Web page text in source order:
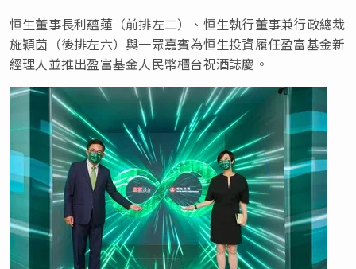
恒生董事長利蘊蓮（前排左二）、恒生執行董事兼行政總裁
施穎茵（後排左六）與一眾嘉賓為恒生投資履任盈富基金新
經理人並推出盈富基金人民幣櫃台祝酒誌慶。